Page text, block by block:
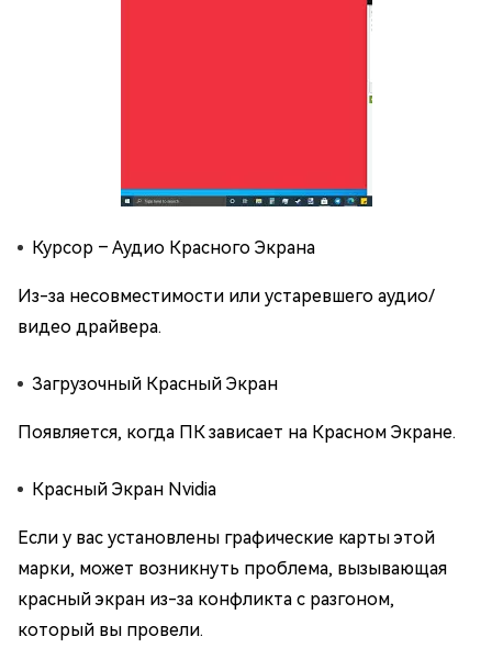
Курсор – Аудио Красного Экрана
Из-за несовместимости или устаревшего аудио/
видео драйвера.
Загрузочный Красный Экран
Появляется, когда ПК зависает на Красном Экране.
Красный Экран Nvidia
Если у вас установлены графические карты этой
марки, может возникнуть проблема, вызывающая
красный экран из-за конфликта с разгоном,
который вы провели.